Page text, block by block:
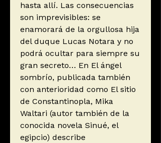
hasta allí. Las consecuencias
son imprevisibles: se
enamorará de la orgullosa hija
del duque Lucas Notara y no
podrá ocultar para siempre su
gran secreto… En El ángel
sombrío, publicada también
con anterioridad como El sitio
de Constantinopla, Mika
Waltari (autor también de la
conocida novela Sinué, el
egipcio) describe